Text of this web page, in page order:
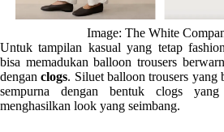
Image: The White
Untuk tampilan kasual yang tetap
bisa memadukan balloon trousers
denganclogs. Siluet balloon trousers yang
sempurna dengan bentuk clogs
menghasilkan look yang seimbang.